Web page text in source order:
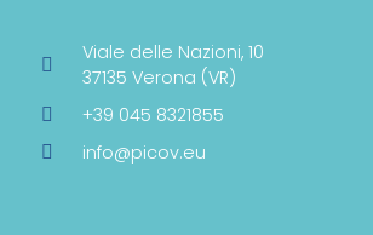
Viale delle Nazioni, 10
37135 Verona (VR)
+39 045 8321855
info@picov.eu